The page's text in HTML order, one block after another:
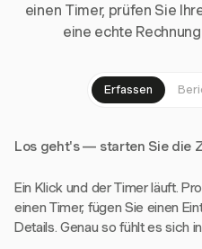
einen Timer, prüfen Sie
eine echte
Erfassen
Los geht's — starten Sie die
Ein Klick und der Timer läuft.
einen Timer, fügen Sie einen
Details. Genau so fühlt es sich